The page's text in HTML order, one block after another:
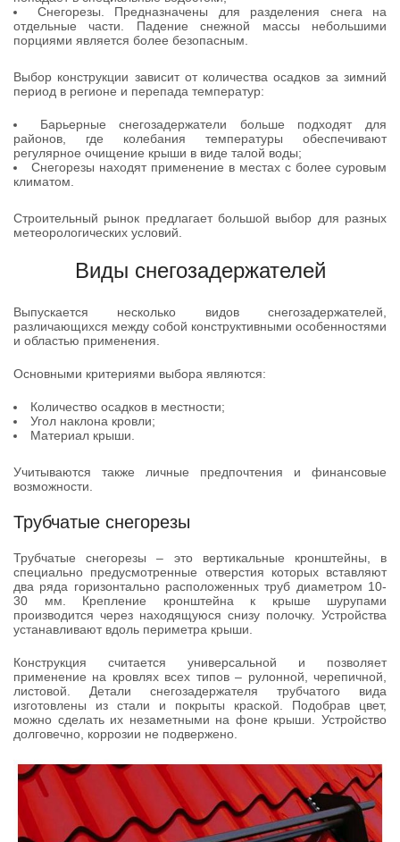
Снегорезы. Предназначены для разделения снега на
отдельные части. Падение снежной массы небольшими
порциями является более безопасным.
Выбор конструкции зависит от количества осадков за зимний
период в регионе и перепада температур:
Барьерные снегозадержатели больше подходят для
районов, где колебания температуры обеспечивают
регулярное очищение крыши в виде талой воды;
Снегорезы находят применение в местах с более суровым
климатом.
Строительный рынок предлагает большой выбор для разных
метеорологических условий.
Виды снегозадержателей
Выпускается несколько видов снегозадержателей,
различающихся между собой конструктивными особенностями
и областью применения.
Основными критериями выбора являются:
Количество осадков в местности;
Угол наклона кровли;
Материал крыши.
Учитываются также личные предпочтения и финансовые
возможности.
Трубчатые снегорезы
Трубчатые снегорезы – это вертикальные кронштейны, в
специально предусмотренные отверстия которых вставляют
два ряда горизонтально расположенных труб диаметром 10-
30 мм. Крепление кронштейна к крыше шурупами
производится через находящуюся снизу полочку. Устройства
устанавливают вдоль периметра крыши.
Конструкция считается универсальной и позволяет
применение на кровлях всех типов – рулонной, черепичной,
листовой. Детали снегозадержателя трубчатого вида
изготовлены из стали и покрыты краской. Подобрав цвет,
можно сделать их незаметными на фоне крыши. Устройство
долговечно, коррозии не подвержено.